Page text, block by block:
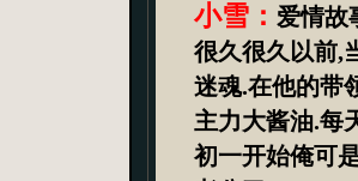
小雪：爱情故
很久很久以前,
迷魂.在他的带
主力大酱油.每
初一开始俺可